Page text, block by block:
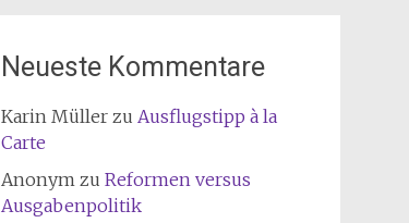
Neueste Kommentare
Karin Müllerzu Ausflugstipp à la
Carte
Anonymzu Reformen versus
Ausgabenpolitik